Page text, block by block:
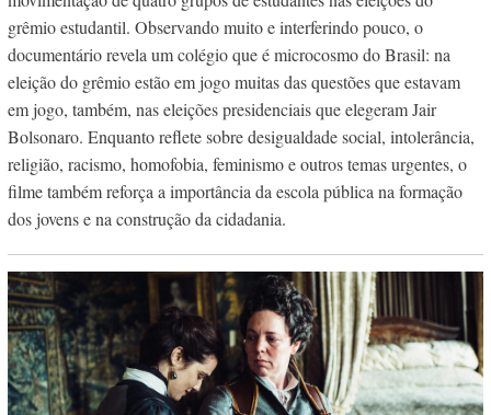
grêmio estudantil. Observando muito e interferindo pouco, o
documentário revela um colégio que é microcosmo do Brasil: na
eleição do grêmio estão em jogo muitas das questões que estavam
em jogo, também, nas eleições presidenciais que elegeram Jair
Bolsonaro. Enquanto reflete sobre desigualdade social, intolerância,
religião, racismo, homofobia, feminismo e outros temas urgentes, o
filme também reforça a importância da escola pública na formação
dos jovens e na construção da cidadania.